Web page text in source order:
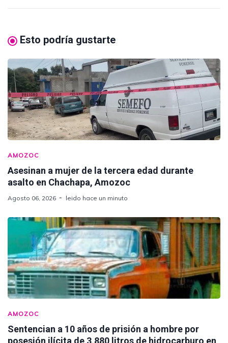
Esto podría gustarte
AMOZOC
Asesinan a mujer de la tercera edad durante
asalto en Chachapa, Amozoc
Agosto 06, 2026 leido hace un minuto
AMOZOC
Sentencian a 10 años de prisión a hombre por